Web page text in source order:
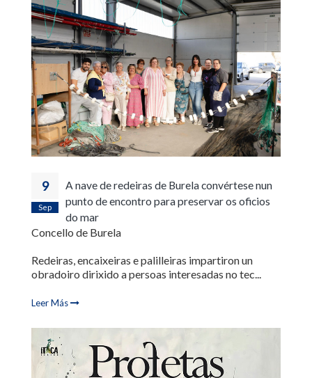
9
Sep
A nave de redeiras de Burela convértese nun
punto de encontro para preservar os oficios
do mar
Concello de Burela
Redeiras, encaixeiras e palilleiras impartiron un
obradoiro dirixido a persoas interesadas no tec...
Leer Más